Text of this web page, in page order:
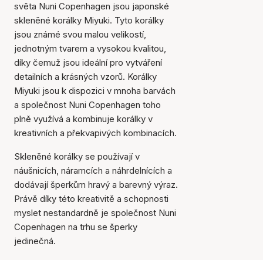
světa Nuni Copenhagen jsou japonské
skleněné korálky Miyuki. Tyto korálky
jsou známé svou malou velikostí,
jednotným tvarem a vysokou kvalitou,
díky čemuž jsou ideální pro vytváření
detailních a krásných vzorů. Korálky
Miyuki jsou k dispozici v mnoha barvách
a společnost Nuni Copenhagen toho
plně využívá a kombinuje korálky v
kreativních a překvapivých kombinacích.
Skleněné korálky se používají v
náušnicích, náramcích a náhrdelnících a
dodávají šperkům hravý a barevný výraz.
Právě díky této kreativitě a schopnosti
myslet nestandardně je společnost Nuni
Copenhagen na trhu se šperky
jedinečná.